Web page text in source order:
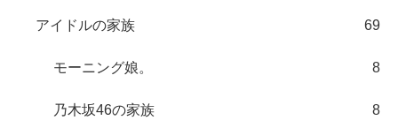
アイドルの家族 69
モーニング娘。 8
乃木坂46の家族 8